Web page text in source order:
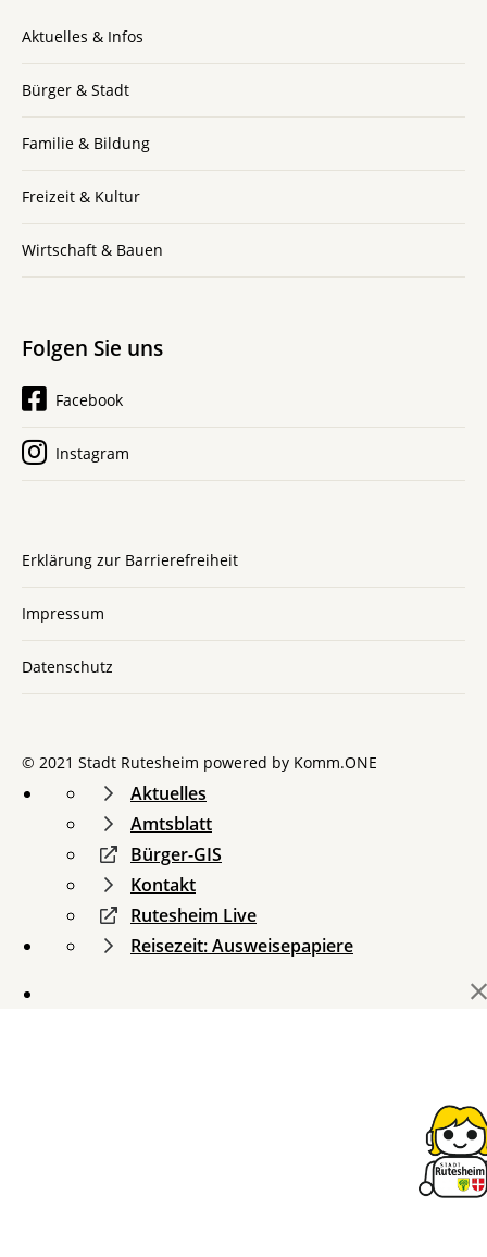
Aktuelles & Infos
Bürger & Stadt
Familie & Bildung
Freizeit & Kultur
Wirtschaft & Bauen
Folgen Sie uns
Facebook
Instagram
Erklärung zur Barrierefreiheit
Impressum
Datenschutz
© 2021 Stadt Rutesheim powered by Komm.ONE
Aktuelles
Amtsblatt
Bürger-GIS
Kontakt
Rutesheim Live
Reisezeit: Ausweisepapiere